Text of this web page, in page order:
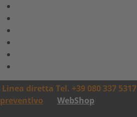
Linea diretta Tel. +39 080 337 5317
preventivo
WebShop